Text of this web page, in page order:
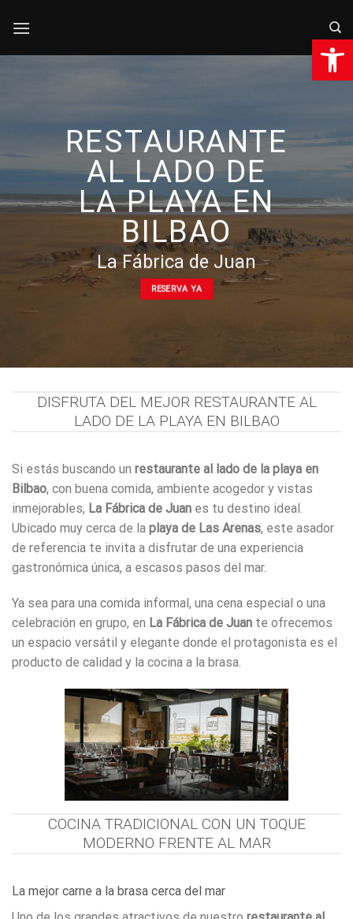
Abrir
RESTAURANTE
AL LADO DE
LA PLAYA EN
BILBAO
La Fábrica de Juan
RESERVA YA
DISFRUTA DEL MEJOR RESTAURANTE AL
LADO DE LA PLAYA EN BILBAO
Si estás buscando un restaurante al lado de la playa en
Bilbao, con buena comida, ambiente acogedor y vistas
inmejorables, La Fábrica de Juan es tu destino ideal.
Ubicado muy cerca de la playa de Las Arenas, este asador
de referencia te invita a disfrutar de una experiencia
gastronómica única, a escasos pasos del mar.
Ya sea para una comida informal, una cena especial o una
celebración en grupo, en La Fábrica de Juan te ofrecemos
un espacio versátil y elegante donde el protagonista es el
producto de calidad y la cocina a la brasa.
COCINA TRADICIONAL CON UN TOQUE
MODERNO FRENTE AL MAR
La mejor carne a la brasa cerca del mar